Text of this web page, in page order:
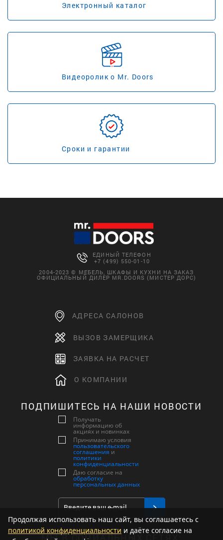
Электронный каталог
Видеоролик о Mr. Doors
Сроки и гарантии
ЕДИНЫЙ ТЕЛЕФОН
+7 (499) 550-01-10
2004-2023 © МЕБЕЛЬ, ШКАФЫ И КУХНИ НА ЗАКАЗ
ОФИЦИАЛЬНЫЙ ДИЛЕР MR.DOORS (МИСТЕР ДОРС)
АДРЕСА САЛОНОВ
ВЫЗОВ ЗАМЕРЩИКА
ЗАЯВКА НА РАСЧЕТ
О КОМПАНИИ
ПОДПИШИТЕСЬ НА НАШИ НОВОСТИ
Получать
информацию об
акциях и новинках
Принимаю условия
пользовательского
соглашения и
политики
конфиденциальности
Даю согласие на
обработку
персональных данных
МЫ В СОЦИАЛЬНЫХ СЕТЯХ:
Продолжая использовать наш сайт, вы соглашаетесь с
политикой конфиденциальности и даёте согласие на